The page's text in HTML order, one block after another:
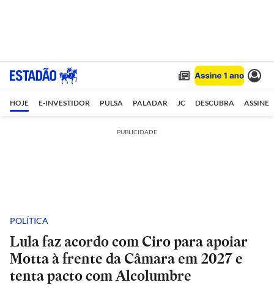
HOJE E-INVESTIDOR PULSA PALADAR JC DESCUBRA ASSINE
PUBLICIDADE
POLÍTICA
Lula faz acordo com Ciro para apoiar
Motta à frente da Câmara em 2027 e
tenta pacto com Alcolumbre